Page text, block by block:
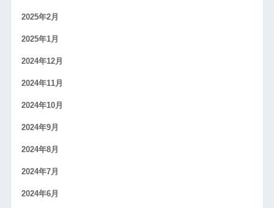
2025年2月
2025年1月
2024年12月
2024年11月
2024年10月
2024年9月
2024年8月
2024年7月
2024年6月